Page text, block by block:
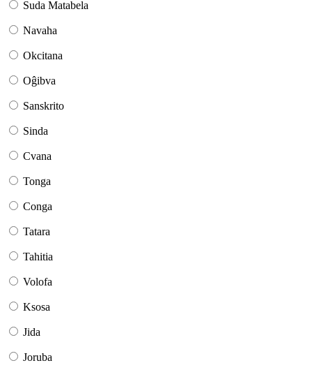
Suda Matabela
Navaha
Okcitana
Oĝibva
Sanskrito
Sinda
Cvana
Tonga
Conga
Tatara
Tahitia
Volofa
Ksosa
Jida
Joruba